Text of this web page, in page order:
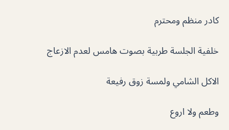
كادر منظم ومحترم
خلفية الجلسة طربية بصوت هامس لعدم الازعاج
الاكل الشامي ولمسة زوق رفيعة
وطعم ولا اروع